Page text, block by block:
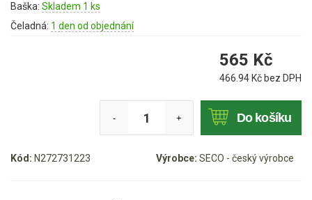
Aku pily
Elektrické pily
AKU zahradní technika
Kód: N272731223 Výrobce: SECO - český výrobce
Baška: Skladem 1 ks
Čeladná: 1 den od objednání
565 Kč
466.94 Kč bez DPH
- + Do košíku